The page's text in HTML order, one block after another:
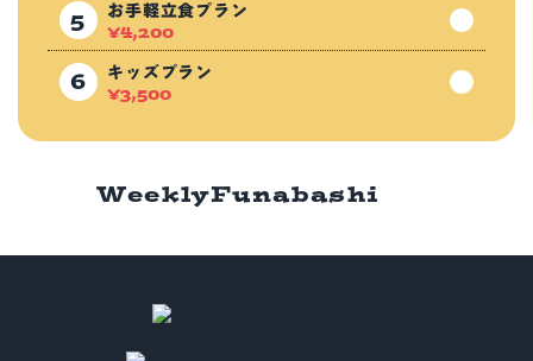
お手軽立食プラン
¥4,200
キッズプラン
¥3,500
WeeklyFunabashi